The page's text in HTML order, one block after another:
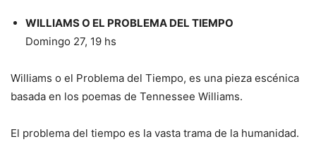
WILLIAMS O EL PROBLEMA DEL TIEMPO
Domingo 27, 19 hs
Williams o el Problema del Tiempo, es una pieza escénica
basada en los poemas de Tennessee Williams.
El problema del tiempo es la vasta trama de la humanidad.